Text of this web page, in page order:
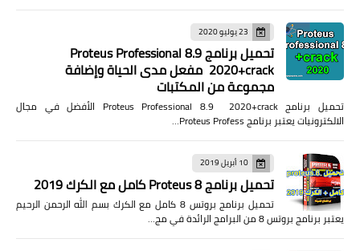
23 يوليو 2020
تحميل برنامج Proteus Professional 8.9
2020+crack مفعل مدى الحياة وإضافة
مجموعة من المكتبات
تحميل برنامج Proteus Professional 8.9 2020+crack الأفضل في مجال
الالكترونيات يعتبر برنامج Proteus Profess…
10 أبريل 2019
تحميل برنامج Proteus 8 كامل مع الكرك 2019
تحميل برنامج بروتس 8 كامل مع الكرك بسم الله الرحمن الرحيم
يعتبر برنامج بروتس 8 من البرامج الرائدة في مج…